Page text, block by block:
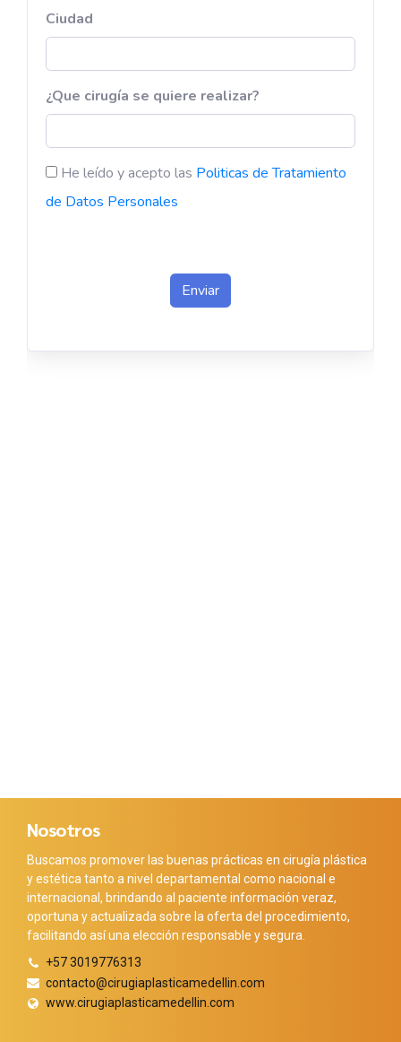
Nosotros
Buscamos promover las buenas prácticas en cirugía plástica
y estética tanto a nivel departamental como nacional e
internacional, brindando al paciente información veraz,
oportuna y actualizada sobre la oferta del procedimiento,
facilitando así una elección responsable y segura.
+57 3019776313
contacto@cirugiaplasticamedellin.com
www.cirugiaplasticamedellin.com